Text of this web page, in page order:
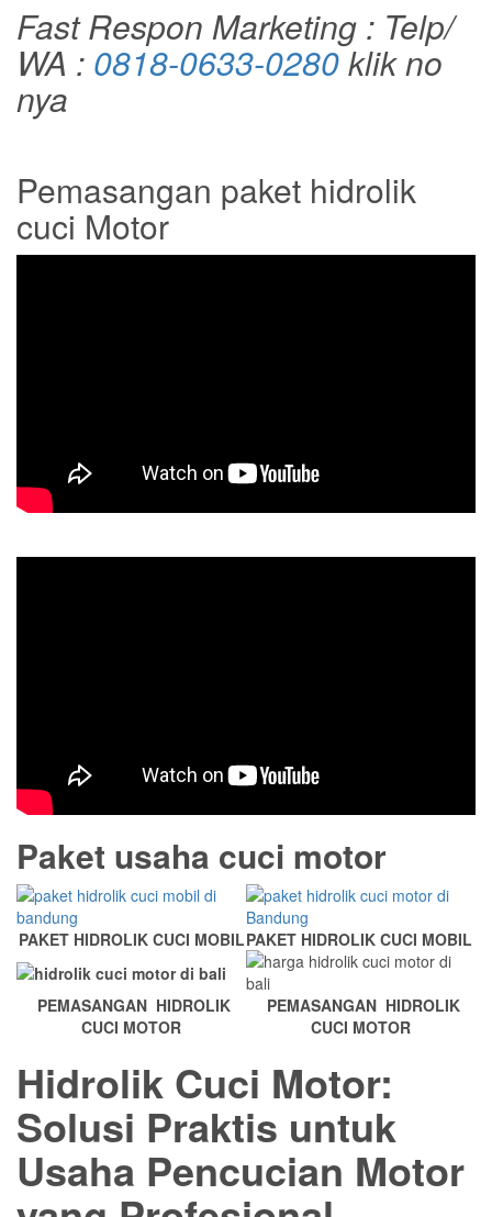
Fast Respon Marketing : Telp/
WA : 0818-0633-0280klik no
nya
Pemasangan paket hidrolik
cuci Motor
Paket usaha cuci motor
PAKET HIDROLIK CUCI MOBILPAKET HIDROLIK CUCI MOBIL
PEMASANGAN HIDROLIK
CUCI MOTOR
PEMASANGAN HIDROLIK
CUCI MOTOR
Hidrolik Cuci Motor:
Solusi Praktis untuk
Usaha Pencucian Motor